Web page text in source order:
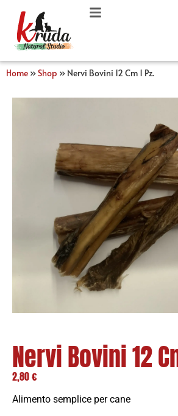
Home »Shop » Nervi Bovini 12 Cm 1 Pz.
Nervi Bovini 12
2,80€
Alimento semplice per cane